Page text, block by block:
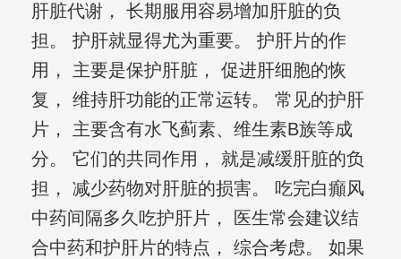
肝脏代谢， 长期服用容易增加肝脏的负
担。 护肝就显得尤为重要。 护肝片的作
用， 主要是保护肝脏， 促进肝细胞的恢
复， 维持肝功能的正常运转。 常见的护肝
片， 主要含有水飞蓟素、维生素B族等成
分。 它们的共同作用， 就是减缓肝脏的负
担， 减少药物对肝脏的损害。 吃完白癲风
中药间隔多久吃护肝片， 医生常会建议结
合中药和护肝片的特点， 综合考虑。 如果